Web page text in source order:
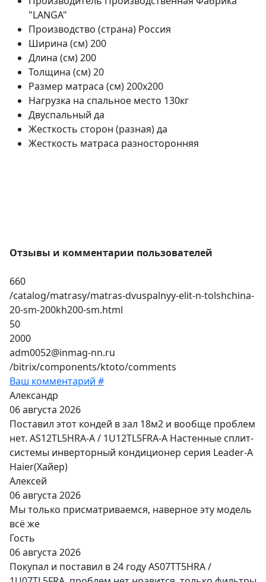
"LANGA"
Производство (страна) Россия
Ширина (см)200
Длина (см)200
Толщина (см)20
Размер матраса (см)200х200
Нагрузка на спальное место 130кг
Двуспальный да
Жесткость сторон (разная)да
Жесткость матраса разносторонняя
Отзывы и комментарии пользователей
660
/catalog/matrasy/matras-dvuspalnyy-elit-n-tolshchina-
20-sm-200kh200-sm.html
50
2000
adm0052@inmag-nn.ru
/bitrix/components/ktoto/comments
Ваш комментарий #
Александр
06 августа 2026
Поставил этот кондей в зал 18м2 и вообще проблем
нет. AS12TL5HRA-A / 1U12TL5FRA-A Настенные сплит-
системы инверторный кондиционер серия Leader-A
Haier(Хайер)
Алексей
06 августа 2026
Мы только присматриваемся, наверное эту модель
всё же
Гость
06 августа 2026
Покупал и поставил в 24 году AS07TT5HRA /